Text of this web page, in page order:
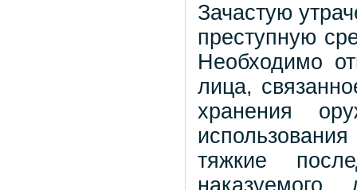
Зачастую
преступную
Необходимо
лица,
хранения
тяжкие